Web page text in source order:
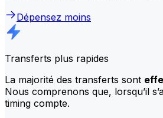
Dépensez moins
Transferts plus rapides
La majorité des transferts sont
Nous comprenons que, lorsqu’il
timing compte.